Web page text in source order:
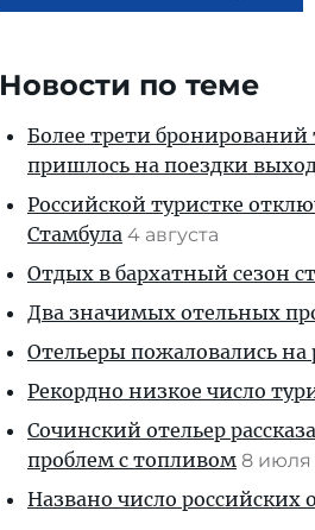
Новости по теме
Более трети бронирований
пришлось на поездки
Российской туристке
Стамбула 4 августа
Отдых в бархатный сезон
Два значимых отельных
Отельеры пожаловались на
Рекордно низкое число
Сочинский отельер
проблем с топливом 8 июля
Названо число